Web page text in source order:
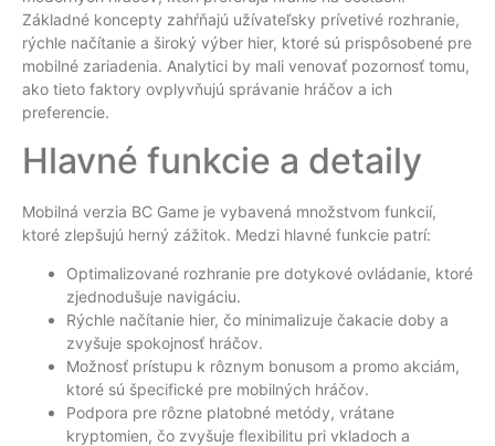
Základné koncepty zahŕňajú užívateľsky prívetivé rozhranie,
rýchle načítanie a široký výber hier, ktoré sú prispôsobené pre
mobilné zariadenia. Analytici by mali venovať pozornosť tomu,
ako tieto faktory ovplyvňujú správanie hráčov a ich
preferencie.
Hlavné funkcie a detaily
Mobilná verzia BC Game je vybavená množstvom funkcií,
ktoré zlepšujú herný zážitok. Medzi hlavné funkcie patrí:
Optimalizované rozhranie pre dotykové ovládanie, ktoré
zjednodušuje navigáciu.
Rýchle načítanie hier, čo minimalizuje čakacie doby a
zvyšuje spokojnosť hráčov.
Možnosť prístupu k rôznym bonusom a promo akciám,
ktoré sú špecifické pre mobilných hráčov.
Podpora pre rôzne platobné metódy, vrátane
kryptomien, čo zvyšuje flexibilitu pri vkladoch a